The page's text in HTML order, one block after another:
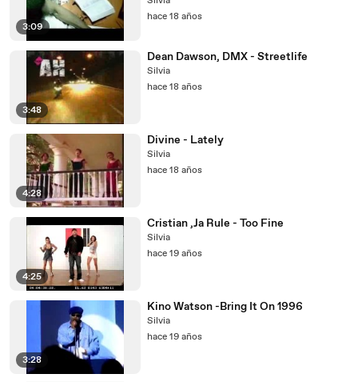
3:09
hace 18 años
3:48
Dean Dawson, DMX - Streetlife
Silvia
hace 18 años
4:28
Divine - Lately
Silvia
hace 18 años
4:25
Cristian ,Ja Rule - Too Fine
Silvia
hace 19 años
3:28
Kino Watson -Bring It On 1996
Silvia
hace 19 años